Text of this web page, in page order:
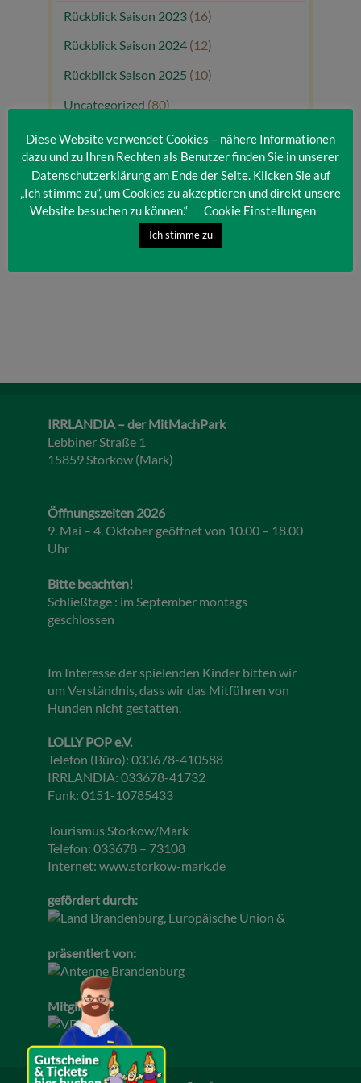
Rückblick Saison 2023 (16)
Rückblick Saison 2024 (12)
Rückblick Saison 2025 (10)
Uncategorized (80)
Unsere Gäste(1)
IRRLANDIA – der MitMachPark
Lebbiner Straße 1
15859 Storkow (Mark)
Öffnungszeiten 2026
9. Mai – 4. Oktober geöffnet von 10.00 – 18.00
Uhr
Bitte beachten!
Schließtage : im September montags
geschlossen
Im Interesse der spielenden Kinder bitten wir
um Verständnis, dass wir das Mitführen von
Hunden nicht gestatten.
LOLLY POP e.V.
Telefon (Büro): 033678-410588
IRRLANDIA: 033678-41732
Funk: 0151-10785433
Tourismus Storkow/Mark
Telefon: 033678 – 73108
Internet: www.storkow-mark.de
gefördert durch:
präsentiert von:
Mitglied im:
Diese Website verwendet Cookies – nähere Informationen
dazu und zu Ihren Rechten als Benutzer finden Sie in unserer
Datenschutzerklärung am Ende der Seite. Klicken Sie auf
„Ich stimme zu“, um Cookies zu akzeptieren und direkt unsere
Website besuchen zu können.“
Cookie Einstellungen
Ich stimme zu